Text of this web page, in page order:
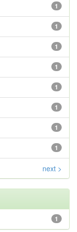
1
1
1
1
1
1
1
1
next >
1